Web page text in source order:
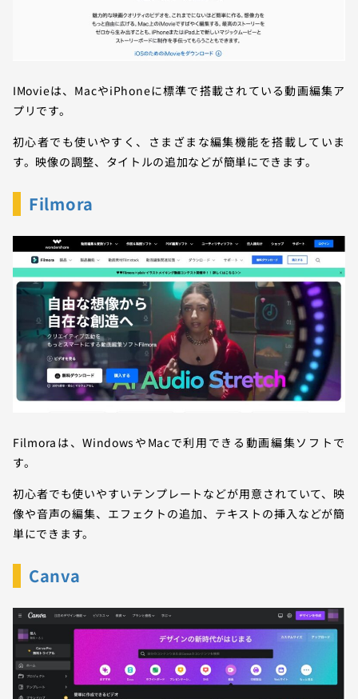
IMovieは、MacやiPhoneに標準で搭載されている動画編集ア
プリです。
初心者でも使いやすく、さまざまな編集機能を搭載していま
す。映像の調整、タイトルの追加などが簡単にできます。
Filmora
Filmoraは、WindowsやMacで利用できる動画編集ソフトで
す。
初心者でも使いやすいテンプレートなどが用意されていて、映
像や音声の編集、エフェクトの追加、テキストの挿入などが簡
単にできます。
Canva